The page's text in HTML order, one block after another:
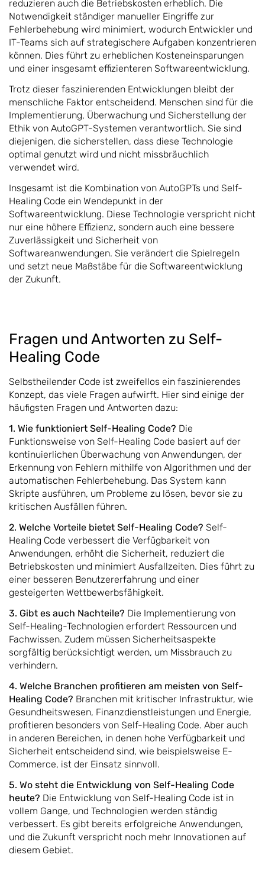
reduzieren auch die Betriebskosten erheblich. Die
Notwendigkeit ständiger manueller Eingriffe zur
Fehlerbehebung wird minimiert, wodurch Entwickler und
IT-Teams sich auf strategischere Aufgaben konzentrieren
können. Dies führt zu erheblichen Kosteneinsparungen
und einer insgesamt effizienteren Softwareentwicklung.
Trotz dieser faszinierenden Entwicklungen bleibt der
menschliche Faktor entscheidend. Menschen sind für die
Implementierung, Überwachung und Sicherstellung der
Ethik von AutoGPT-Systemen verantwortlich. Sie sind
diejenigen, die sicherstellen, dass diese Technologie
optimal genutzt wird und nicht missbräuchlich
verwendet wird.
Insgesamt ist die Kombination von AutoGPTs und Self-
Healing Code ein Wendepunkt in der
Softwareentwicklung. Diese Technologie verspricht nicht
nur eine höhere Effizienz, sondern auch eine bessere
Zuverlässigkeit und Sicherheit von
Softwareanwendungen. Sie verändert die Spielregeln
und setzt neue Maßstäbe für die Softwareentwicklung
der Zukunft.
Fragen und Antworten zu Self-
Healing Code
Selbstheilender Code ist zweifellos ein faszinierendes
Konzept, das viele Fragen aufwirft. Hier sind einige der
häufigsten Fragen und Antworten dazu:
1. Wie funktioniert Self-Healing Code? Die
Funktionsweise von Self-Healing Code basiert auf der
kontinuierlichen Überwachung von Anwendungen, der
Erkennung von Fehlern mithilfe von Algorithmen und der
automatischen Fehlerbehebung. Das System kann
Skripte ausführen, um Probleme zu lösen, bevor sie zu
kritischen Ausfällen führen.
2. Welche Vorteile bietet Self-Healing Code? Self-
Healing Code verbessert die Verfügbarkeit von
Anwendungen, erhöht die Sicherheit, reduziert die
Betriebskosten und minimiert Ausfallzeiten. Dies führt zu
einer besseren Benutzererfahrung und einer
gesteigerten Wettbewerbsfähigkeit.
3. Gibt es auch Nachteile? Die Implementierung von
Self-Healing-Technologien erfordert Ressourcen und
Fachwissen. Zudem müssen Sicherheitsaspekte
sorgfältig berücksichtigt werden, um Missbrauch zu
verhindern.
4. Welche Branchen profitieren am meisten von Self-
Healing Code? Branchen mit kritischer Infrastruktur, wie
Gesundheitswesen, Finanzdienstleistungen und Energie,
profitieren besonders von Self-Healing Code. Aber auch
in anderen Bereichen, in denen hohe Verfügbarkeit und
Sicherheit entscheidend sind, wie beispielsweise E-
Commerce, ist der Einsatz sinnvoll.
5. Wo steht die Entwicklung von Self-Healing Code
heute? Die Entwicklung von Self-Healing Code ist in
vollem Gange, und Technologien werden ständig
verbessert. Es gibt bereits erfolgreiche Anwendungen,
und die Zukunft verspricht noch mehr Innovationen auf
diesem Gebiet.